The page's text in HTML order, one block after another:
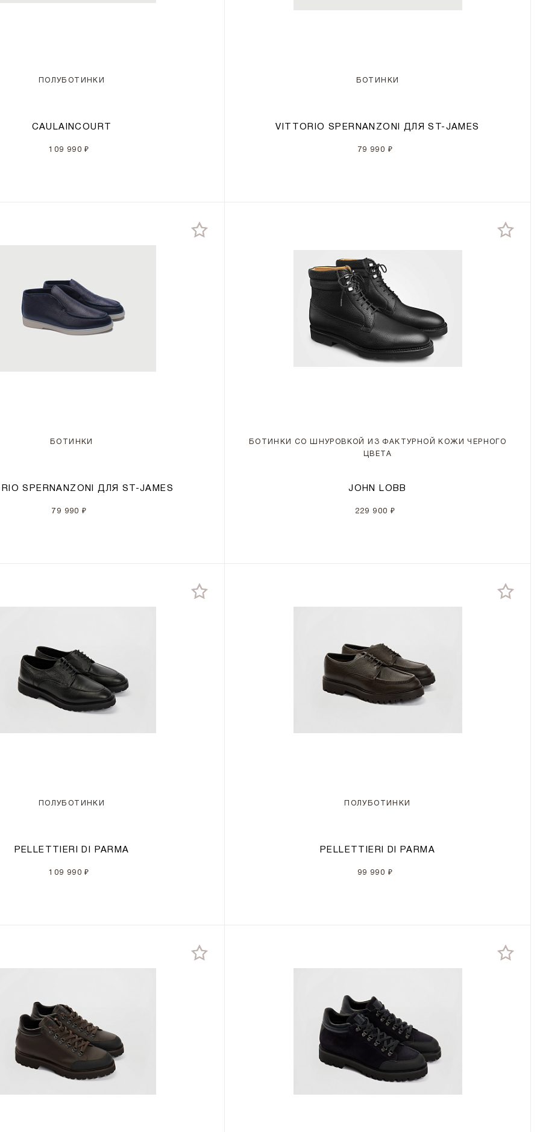
ПОЛУБОТИНКИ
CAULAINCOURT
109 990 ₽
БОТИНКИ
VITTORIO SPERNANZONI ДЛЯ ST-JAMES
79 990 ₽
БОТИНКИ
SPERNANZONI ДЛЯ ST-JAMES
79 990 ₽
БОТИНКИ СО ШНУРОВКОЙ ИЗ ФАКТУРНОЙ КОЖИ ЧЕРНОГО
ЦВЕТА
JOHN LOBB
229 900 ₽
ПОЛУБОТИНКИ
PELLETTIERI DI PARMA
109 990 ₽
ПОЛУБОТИНКИ
PELLETTIERI DI PARMA
99 990 ₽